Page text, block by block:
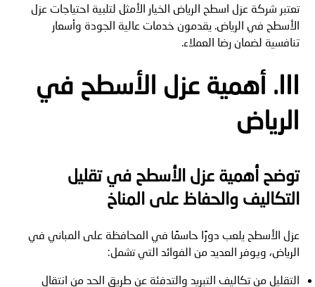
تعتبر شركة عزل اسطح الرياض الخيار الأمثل لتلبية احتياجات عزل
الأسطح في الرياض. يقدمون خدمات عالية الجودة وأسعار
تنافسية لضمان رضا العملاء.
III. أهمية
عزل الأسطح في
الرياض
توضح أهمية عزل الأسطح في تقليل
التكاليف والحفاظ على المناخ
عزل الأسطح يلعب دورًا حاسمًا في المحافظة على المباني في
الرياض، ويوفر العديد من الفوائد التي تشمل:
التقليل من تكاليف التبريد والتدفئة عن طريق الحد من انتقال